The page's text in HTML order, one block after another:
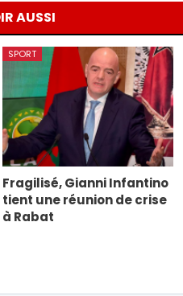
AUSSI
SPORT
Fragilisé, Gianni Infantino
tient une réunion de crise
à Rabat